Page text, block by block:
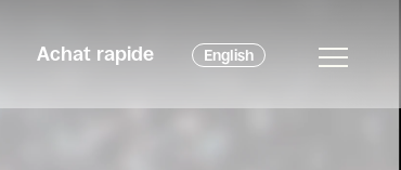
Achat rapide English